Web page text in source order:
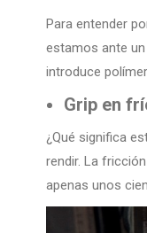
Para entender
estamos ante un
introduce
Grip en
¿Qué significa
rendir. La
apenas unos